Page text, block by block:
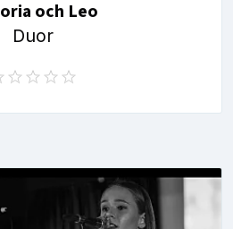
och Leo
Duor